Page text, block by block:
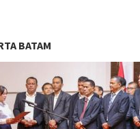
BATAM